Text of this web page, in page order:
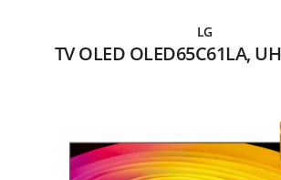
LG
TV OLED OLED65C61LA,